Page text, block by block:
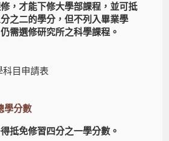
，才能下修大學部課程，並可抵
之二的學分，但不列入畢業學
需選修研究所之科學課程。
科目申請表
學分數
抵免修習四分之一學分數。